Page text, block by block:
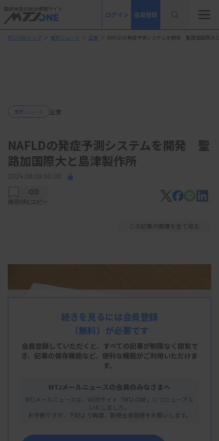
臨床検査の総合情報サイト
ログイン 会員登録
MTJONEトップ ＞ 業界ニュース ＞ 企業 ＞ NAFLDの発症予測システムを開発 聖路加国際大
業界ニュース 企業
NAFLDの発症予測システムを開発 聖
路加国際大と島津製作所
2024.08.09 00:00
保存URLコピー
この記事の画像を全て見る
続きを見るには会員登録
（無料）が必要です
会員登録していただくと、すべての記事が制限なく閲覧で
き、 記事の保存機能など、便利な機能がご利用いただけま
す。
MTJメールニュースの会員のみなさまへ
MTJメールニュースは、WEBサイト「MTJ ONE」にリニューアル
いたしました。
お手数ですが、下記より再度、新規会員登録をお願いします。